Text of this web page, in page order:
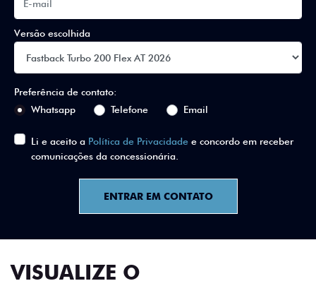
Versão escolhida
Preferência de contato:
Whatsapp
Telefone Email
Li e aceito a Política de Privacidade e concordo em receber
comunicações da concessionária.
ENTRAR EM CONTATO
VISUALIZE O